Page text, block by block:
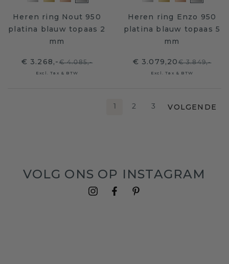
Heren ring Nout 950
platina blauw topaas 2
mm
€ 3.268,-€ 4.085,-
Excl. Tax & BTW
Heren ring Enzo 950
platina blauw topaas 5
mm
€ 3.079,20€ 3.849,-
Excl. Tax & BTW
1 2 3 VOLGENDE
VOLG ONS OP INSTAGRAM